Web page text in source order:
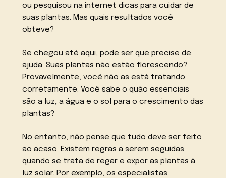
ou pesquisou na internet dicas para cuidar de
suas plantas. Mas quais resultados você
obteve?
Se chegou até aqui, pode ser que precise de
ajuda. Suas plantas não estão florescendo?
Provavelmente, você não as está tratando
corretamente. Você sabe o quão essenciais
são a luz, a água e o sol para o crescimento das
plantas?
No entanto, não pense que tudo deve ser feito
ao acaso. Existem regras a serem seguidas
quando se trata de regar e expor as plantas à
luz solar. Por exemplo, os especialistas